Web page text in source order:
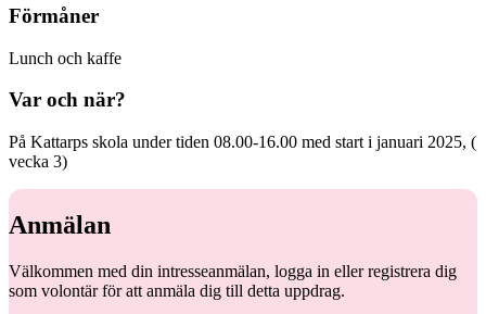
Förmåner
Lunch och kaffe
Var och när?
På Kattarps skola under tiden 08.00-16.00 med start i januari 2025, (
vecka 3)
Anmälan
Välkommen med din intresseanmälan, logga in eller registrera dig
som volontär för att anmäla dig till detta uppdrag.